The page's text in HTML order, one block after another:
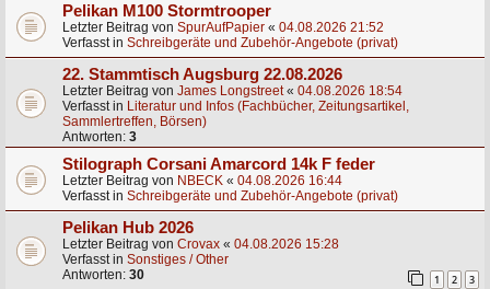
Pelikan M100 Stormtrooper
Letzter Beitrag von SpurAufPapier « 04.08.2026 21:52
Verfasst in Schreibgeräte und Zubehör-Angebote (privat)
22. Stammtisch Augsburg 22.08.2026
Letzter Beitrag von James Longstreet« 04.08.2026 18:54
Verfasst in Literatur und Infos (Fachbücher, Zeitungsartikel,
Sammlertreffen, Börsen)
Antworten: 3
Stilograph Corsani Amarcord 14k F feder
Letzter Beitrag von NBECK « 04.08.2026 16:44
Verfasst in Schreibgeräte und Zubehör-Angebote (privat)
Pelikan Hub 2026
Letzter Beitrag von Crovax « 04.08.2026 15:28
Verfasst in Sonstiges / Other
Antworten: 30 1 2 3